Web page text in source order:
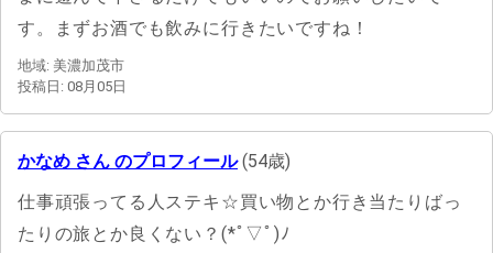
す。まずお酒でも飲みに行きたいですね！
地域: 美濃加茂市
投稿日: 08月05日
かなめ さん のプロフィール(54歳)
仕事頑張ってる人ステキ☆買い物とか行き当たりばっ
たりの旅とか良くない？(*ﾟ▽ﾟ)ﾉ